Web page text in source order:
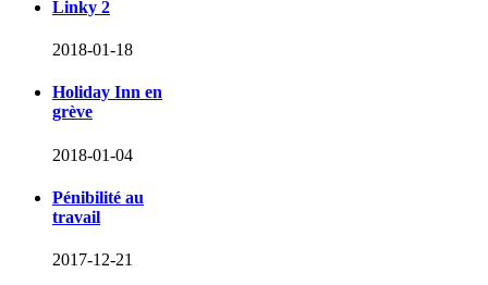
Linky 2
2018-01-18
Holiday Inn en
grève
2018-01-04
Pénibilité au
travail
2017-12-21